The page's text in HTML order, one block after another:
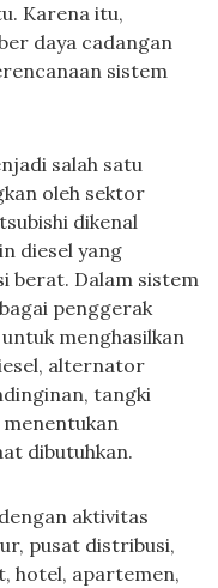
Karena itu,
daya cadangan
sistem
salah satu
oleh sektor
dikenal
diesel yang
berat. Dalam sistem
penggerak
menghasilkan
alternator
tangki
dibutuhkan.
aktivitas
pusat distribusi,
hotel, apartemen,